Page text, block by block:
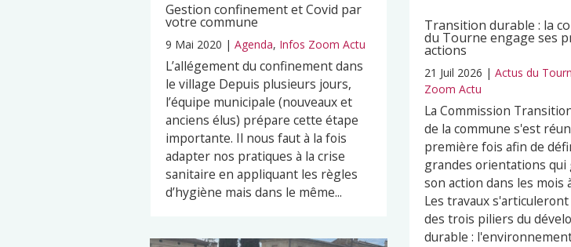
Gestion confinement et Covid par
votre commune
9 Mai 2020 | Agenda, Infos Zoom Actu
L’allégement du confinement dans
le village Depuis plusieurs jours,
l’équipe municipale (nouveaux et
anciens élus) prépare cette étape
importante. Il nous faut à la fois
adapter nos pratiques à la crise
sanitaire en appliquant les règles
d’hygiène mais dans le même...
Transition durable : la
du Tourne engage ses
actions
21 Juil 2026 | Actus du
Zoom Actu
La Commission
de la commune s'est
première fois afin de
grandes orientations
son action dans les mois
Les travaux
des trois piliers du
durable :